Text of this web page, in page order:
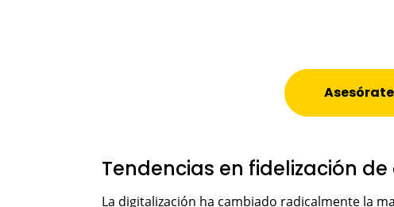
Tendencias en fidelización
La digitalización ha cambiado radicalmente la